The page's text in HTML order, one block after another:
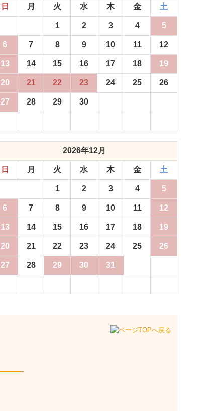
日 月 火 水 木 金 土
1 2 3 4 5
6 7 8 9 10 11 12
13 14 15 16 17 18 19
20 21 22 23 24 25 26
27 28 29 30
2026年12月
日 月 火 水 木 金 土
1 2 3 4 5
6 7 8 9 10 11 12
13 14 15 16 17 18 19
20 21 22 23 24 25 26
27 28 29 30 31